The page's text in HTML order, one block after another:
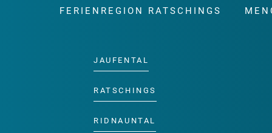
FERIENREGION RATSCHINGS
JAUFENTAL
RATSCHINGS
RIDNAUNTAL